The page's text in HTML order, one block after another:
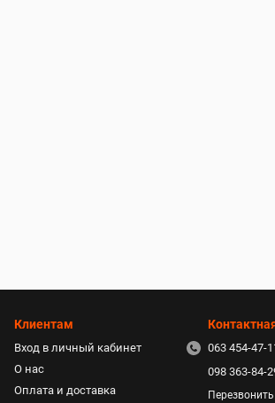
Клиентам
Вход в личный кабинет
О нас
Оплата и доставка
063 454-47-
098 363-84-